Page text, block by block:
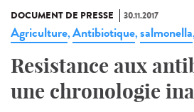
DOCUMENT DE PRESSE 30.11.2017
Agriculture,Antibiotique,salmonella,
Resistance aux
une chronologie